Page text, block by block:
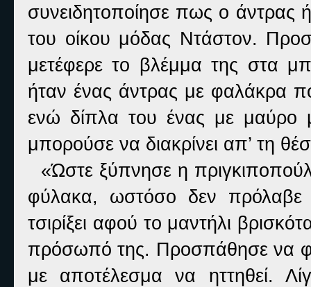
συνειδητοποίησε πως ο άντρας
του οίκου μόδας Ντάστον.
μετέφερε το βλέμμα της στα
ήταν ένας άντρας με φαλάκρα
ενώ δίπλα του ένας με μαύρο
μπορούσε να διακρίνει απ’ τη
«Ώστε ξύπνησε η
φύλακα, ωστόσο δεν πρόλαβε
τσιρίξει αφού το μαντήλι
πρόσωπό της. Προσπάθησε να
με αποτέλεσμα να ηττηθεί.